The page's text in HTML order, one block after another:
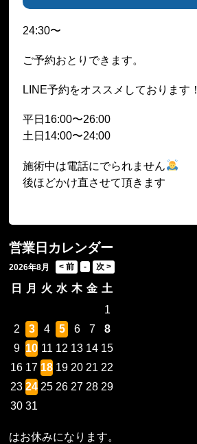
24:30〜
ご予約おとりできます。
LINE予約をオススメしております！
平日16:00〜26:00
土日14:00〜24:00
施術中は電話にでられません
後ほどかけ直させて頂きます
営業日カレンダー
2026年8月
日 月 火 水 木 金 土
1
2
3 4 5 6 7
8
9 10 11 12 13 14 15
16 17 18 19 20 21 22
23 24 25 26 27 28 29
30 31
はお休みになります。